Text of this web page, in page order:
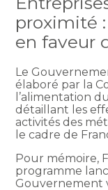
proximité
en faveur
Le
élaboré par la
l’alimentation
détaillant les
activités des
le cadre de
Pour mémoire,
programme
Gouvernement